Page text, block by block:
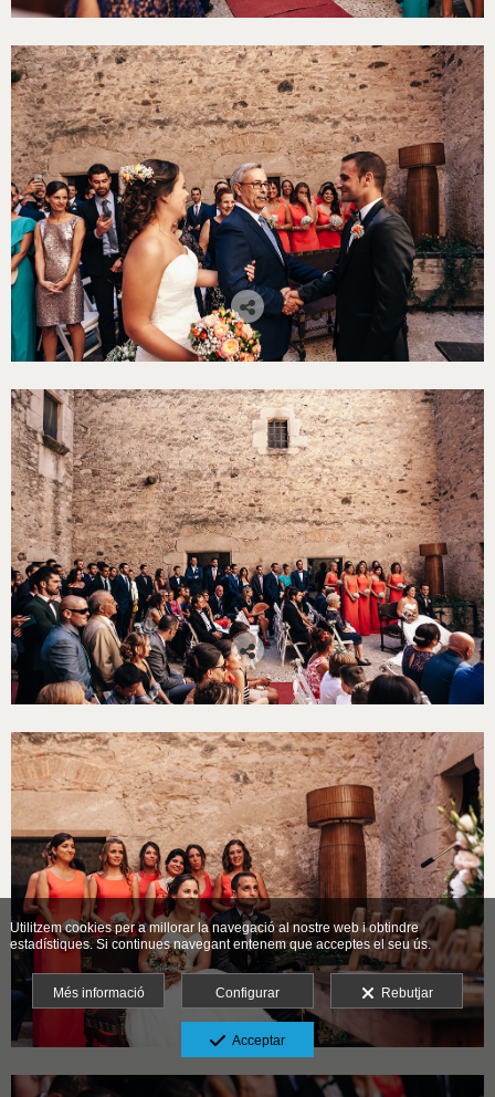
Utilitzem cookies per a millorar la navegació al nostre web i obtindre
estadístiques. Si continues navegant entenem que acceptes el seu ús.
Més informació Configurar Rebutjar
Acceptar